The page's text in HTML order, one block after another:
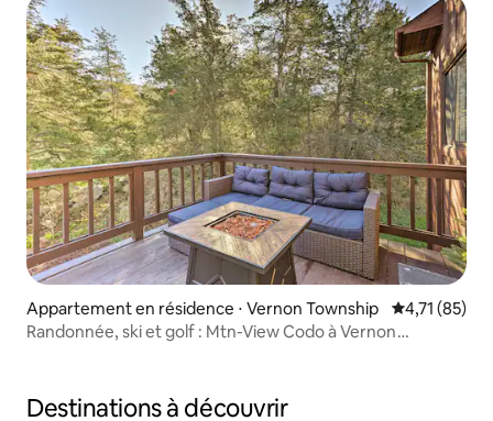
Appartement en résidence ⋅ Vernon Township Évaluation
4,71 (85)
Randonnée, ski et golf : Mtn-View Codo à Vernon
Destinations à découvrir